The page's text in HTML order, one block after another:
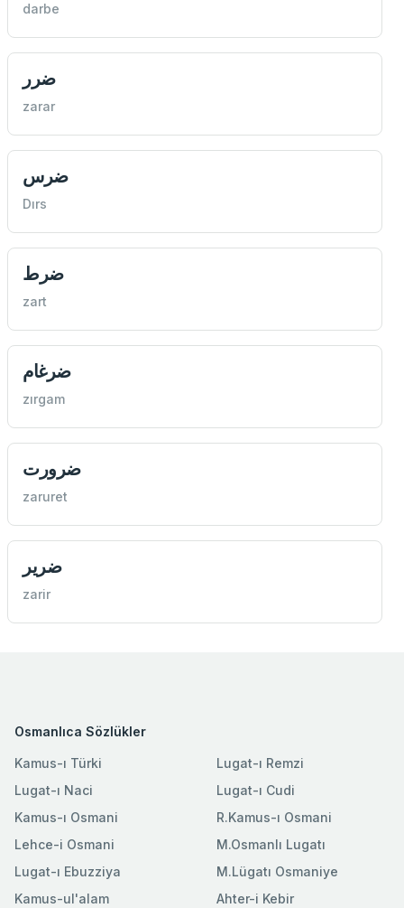
darbe
ضرر
zarar
ضرس
Dırs
ضرط
zart
ضرغام
zırgam
ضرورت
zaruret
ضرير
zarir
Osmanlıca Sözlükler
Kamus-ı Türki
Lugat-ı Naci
Kamus-ı Osmani
Lehce-i Osmani
Lugat-ı Ebuzziya
Lugat-ı Remzi
Lugat-ı Cudi
R.Kamus-ı Osmani
M.Osmanlı Lugatı
M.Lügatı Osmaniye
Kamus-ul'alam
Ahter-i Kebir